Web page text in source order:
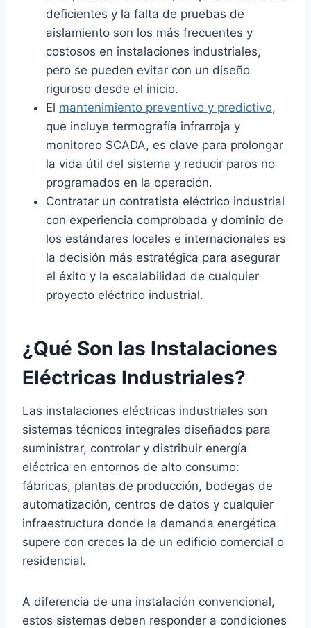
deficientes y la falta de pruebas de
aislamiento son los más frecuentes y
costosos en instalaciones industriales,
pero se pueden evitar con un diseño
riguroso desde el inicio.
El mantenimiento preventivo y predictivo,
que incluye termografía infrarroja y
monitoreo SCADA, es clave para prolongar
la vida útil del sistema y reducir paros no
programados en la operación.
Contratar un contratista eléctrico industrial
con experiencia comprobada y dominio de
los estándares locales e internacionales es
la decisión más estratégica para asegurar
el éxito y la escalabilidad de cualquier
proyecto eléctrico industrial.
¿Qué Son las Instalaciones
Eléctricas Industriales?
Las instalaciones eléctricas industriales son
sistemas técnicos integrales diseñados para
suministrar, controlar y distribuir energía
eléctrica en entornos de alto consumo:
fábricas, plantas de producción, bodegas de
automatización, centros de datos y cualquier
infraestructura donde la demanda energética
supere con creces la de un edificio comercial o
residencial.
A diferencia de una instalación convencional,
estos sistemas deben responder a condiciones